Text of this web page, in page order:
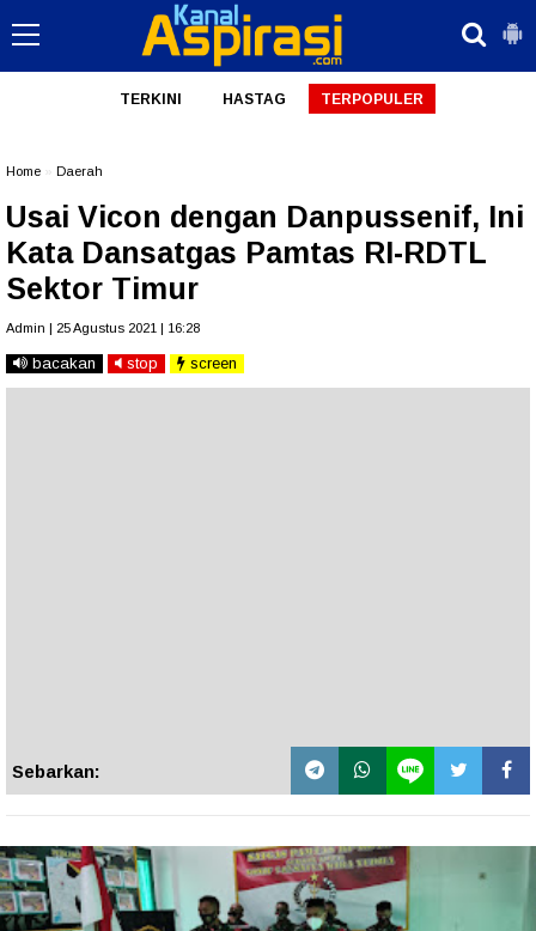
TERKINI HASTAG TERPOPULER
Home Daerah
Usai Vicon dengan Danpussenif, Ini
Kata Dansatgas Pamtas RI-RDTL
Sektor Timur
Admin | 25 Agustus 2021 | 16:28
bacakan stop screen
Sebarkan: